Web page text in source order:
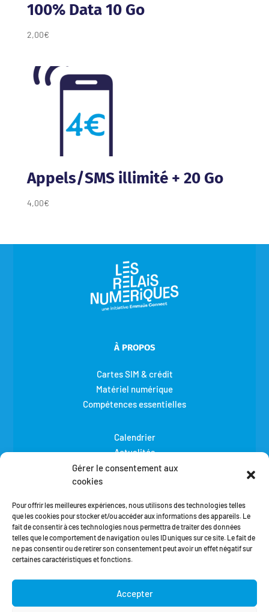
Gérer le consentement aux
cookies
Pour offrir les meilleures expériences, nous utilisons des technologies telles
que les cookies pour stocker et/ou accéder aux informations des appareils. Le
fait de consentir à ces technologies nous permettra de traiter des données
telles que le comportement de navigation ou les ID uniques sur ce site. Le fait de
ne pas consentir ou de retirer son consentement peut avoir un effet négatif sur
certaines caractéristiques et fonctions.
Accepter
100% Data 10 Go
2,00€
Appels/SMS illimité + 20 Go
4,00€
À PROPOS
Cartes SIM & crédit
Matériel numérique
Compétences essentielles
Calendrier
Actualités
Aide
Connaître Emmaüs Connect
RETROUVEZ-NOUS AUSSI SUR...
lesrelaisnumeriques@emmaus-connect.org